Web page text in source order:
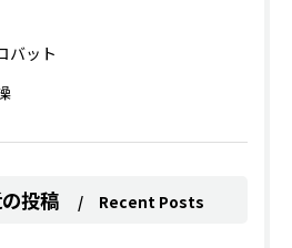
バット
投稿 Recent Posts